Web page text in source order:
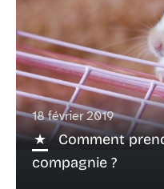
18 février 2019
Comment
compagnie ?